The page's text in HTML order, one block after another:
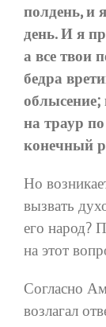
полдень, и
день. И я
а все твои
бедра
на траур
конечный
Но
вызвать
его народ?
на этот
Согласно
возлагал